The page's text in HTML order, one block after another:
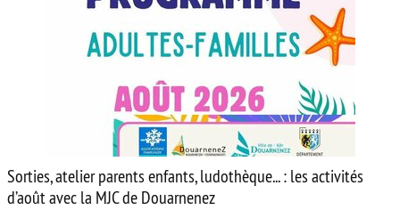
Sorties, atelier parents enfants, ludothèque... : les activités
d’août avec la MJC de Douarnenez